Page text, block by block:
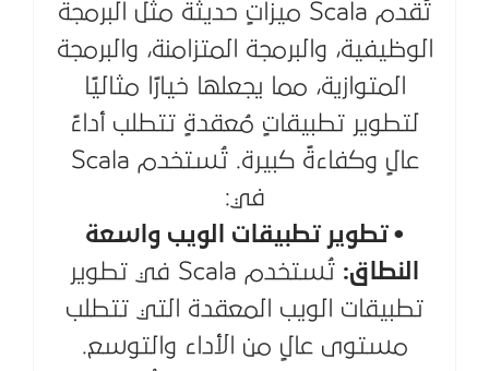
تُقدم Scala ميزاتٍ حديثة مثل البرمجة
الوظيفية، والبرمجة المتزامنة، والبرمجة
المتوازية، مما يجعلها خيارًا مثاليًا
لتطوير تطبيقاتٍ مُعقدةٍ تتطلب أداءً
عالٍ وكفاءةً كبيرة. تُستخدم Scala
في:
• تطوير تطبيقات الويب واسعة
النطاق:
تُستخدم Scala في تطوير
تطبيقات الويب المعقدة التي تتطلب
مستوى عالٍ من الأداء والتوسع.